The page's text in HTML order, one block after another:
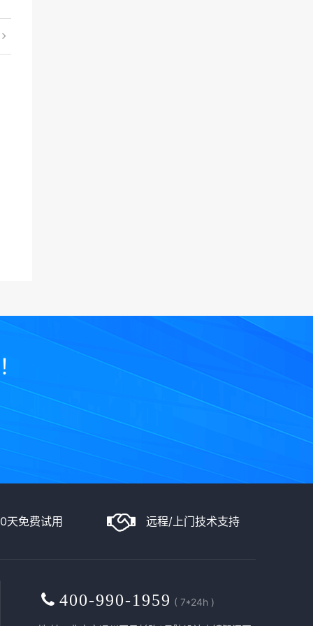
天免费试用 远程/上门技术支持
400-990-1959 ( 7*24h )